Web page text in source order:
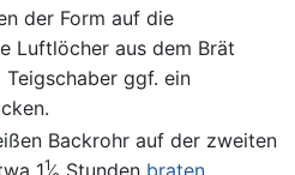
der Form auf die
Luftlöcher aus dem Brät
ggf. ein
Backrohr auf der zweiten
11 Stunden braten.